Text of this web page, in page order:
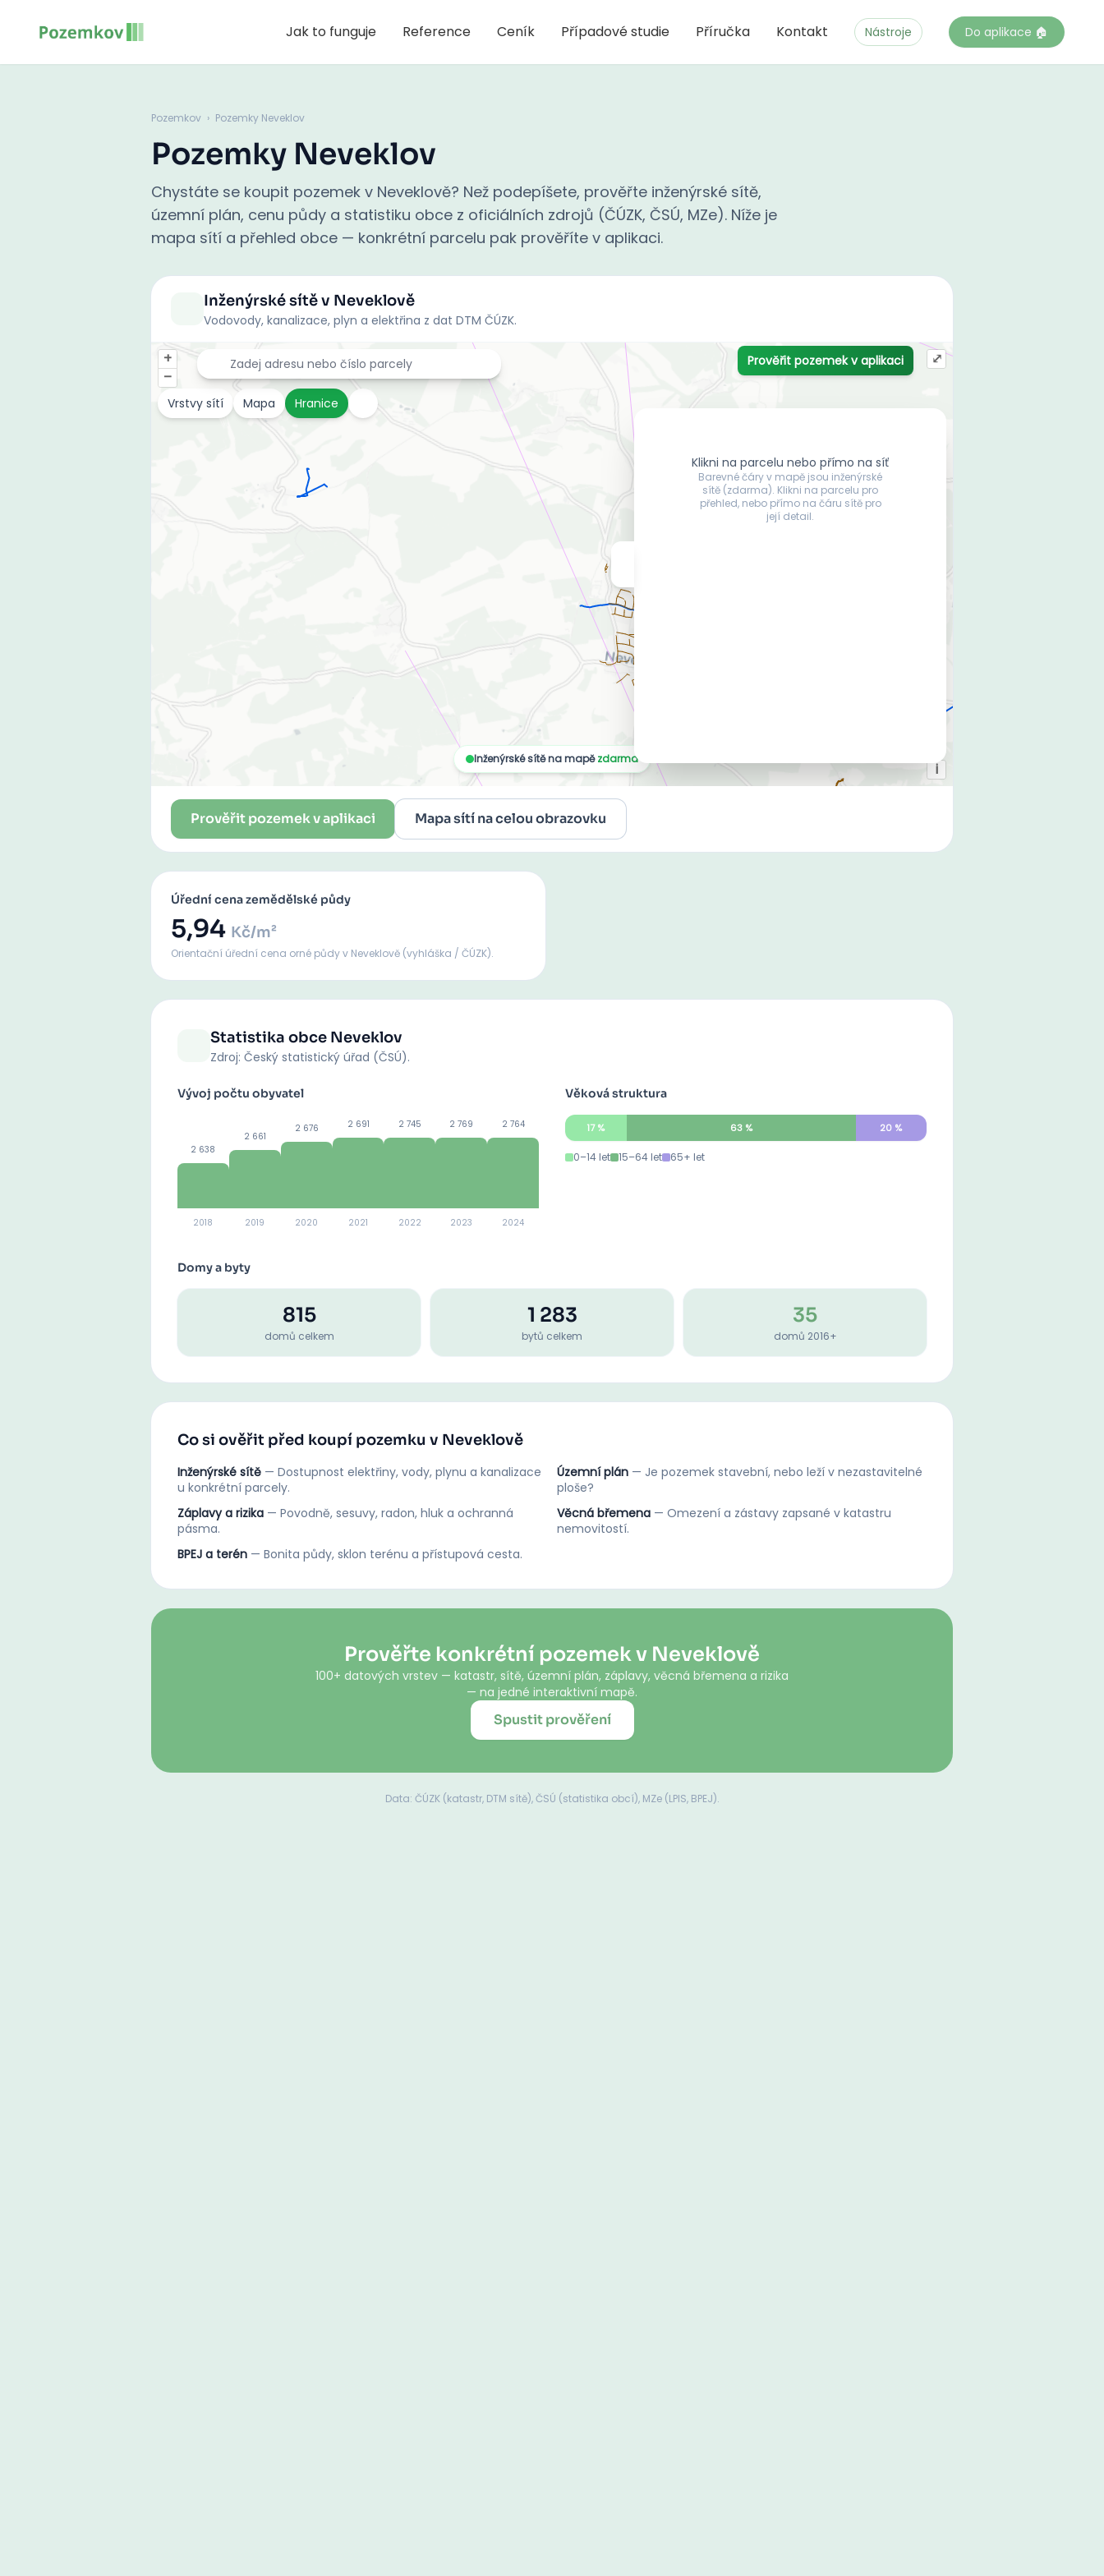
Jak to funguje Reference Ceník Případové studie Příručka Kontakt Nástroje Do aplikace 🏠
Pozemkov › Pozemky Neveklov
Pozemky Neveklov
Chystáte se koupit pozemek v Neveklově? Než podepíšete, prověřte inženýrské sítě,
územní plán, cenu půdy a statistiku obce z oficiálních zdrojů (ČÚZK, ČSÚ, MZe). Níže je
mapa sítí a přehled obce — konkrétní parcelu pak prověříte v aplikaci.
Inženýrské sítěv Neveklově
Vodovody, kanalizace, plyn a elektřina z dat DTM ČÚZK.
Prověřit pozemek v aplikaci Mapa sítí na celou obrazovku
Úřední cena zemědělské půdy
5,94 Kč/m²
Orientační úřední cena orné půdyv Neveklově (vyhláška / ČÚZK).
Statistika obce Neveklov
Zdroj: Český statistický úřad (ČSÚ).
Vývoj počtu obyvatel
2 638
2018
2 661
2019
2 676
2020
2 691
2021
2 745
2022
2 769
2023
2 764
2024
Věková struktura
17% 63% 20 %
0–14 let 15–64 let 65+ let
Domy a byty
815
domů celkem
1 283
bytů celkem
35
domů 2016+
Co si ověřit před koupí pozemku v Neveklově
Inženýrské sítě — Dostupnost elektřiny, vody, plynu a kanalizace
u konkrétní parcely.
Územní plán — Je pozemek stavební, nebo leží v nezastavitelné
ploše?
Záplavy a rizika — Povodně, sesuvy, radon, hluk a ochranná
pásma.
Věcná břemena — Omezení a zástavy zapsané v katastru
nemovitostí.
BPEJ a terén — Bonita půdy, sklon terénu a přístupová cesta.
Prověřte konkrétní pozemek v Neveklově
100+ datových vrstev — katastr, sítě, územní plán, záplavy, věcná břemena a rizika
— na jedné interaktivní mapě.
Spustit prověření
Data: ČÚZK (katastr, DTM sítě), ČSÚ (statistika obcí), MZe (LPIS, BPEJ).